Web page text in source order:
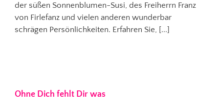
der süßen Sonnenblumen-Susi, des Freiherrn Franz
von Firlefanz und vielen anderen wunderbar
schrägen Persönlichkeiten. Erfahren Sie, [...]
Ohne Dich fehlt Dir was